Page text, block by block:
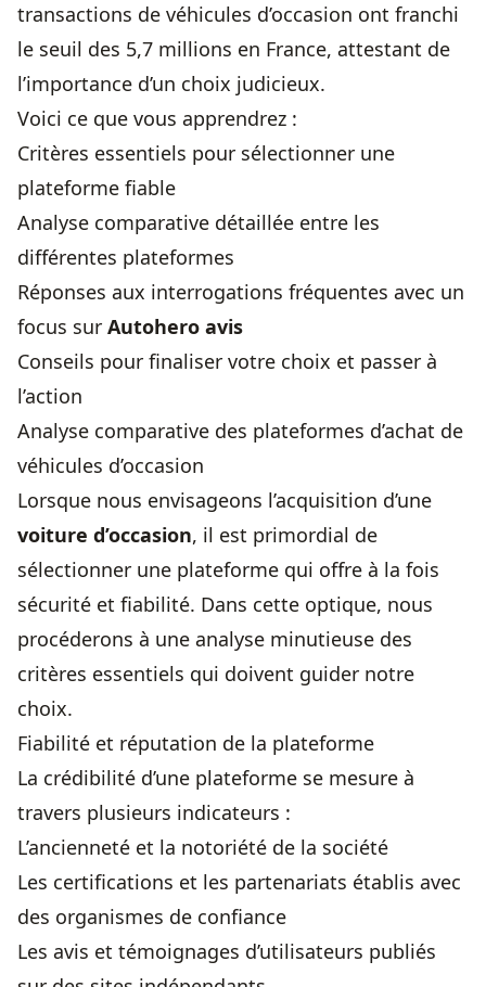
transactions de véhicules d’occasion ont franchi
le seuil des 5,7 millions en France, attestant de
l’importance d’un choix judicieux.
Voici ce que vous apprendrez :
Critères essentiels pour sélectionner une
plateforme fiable
Analyse comparative détaillée entre les
différentes plateformes
Réponses aux interrogations fréquentes avec un
focus sur Autohero avis
Conseils pour finaliser votre choix et passer à
l’action
Analyse comparative des plateformes d’achat de
véhicules d’occasion
Lorsque nous envisageons l’acquisition d’une
voiture d’occasion, il est primordial de
sélectionner une plateforme qui offre à la fois
sécurité et fiabilité. Dans cette optique, nous
procéderons à une analyse minutieuse des
critères essentiels qui doivent guider notre
choix.
Fiabilité et réputation de la plateforme
La crédibilité d’une plateforme se mesure à
travers plusieurs indicateurs :
L’ancienneté et la notoriété de la société
Les certifications et les partenariats établis avec
des organismes de confiance
Les avis et témoignages d’utilisateurs publiés